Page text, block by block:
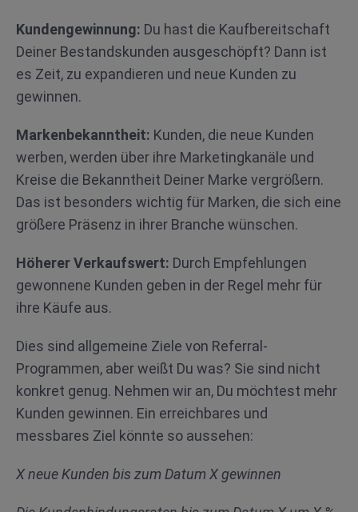
Kundengewinnung: Du hast die Kaufbereitschaft
Deiner Bestandskunden ausgeschöpft? Dann ist
es Zeit, zu expandieren und neue Kunden zu
gewinnen.
Markenbekanntheit: Kunden, die neue Kunden
werben, werden über ihre Marketingkanäle und
Kreise die Bekanntheit Deiner Marke vergrößern.
Das ist besonders wichtig für Marken, die sich eine
größere Präsenz in ihrer Branche wünschen.
Höherer Verkaufswert: Durch Empfehlungen
gewonnene Kunden geben in der Regel mehr für
ihre Käufe aus.
Dies sind allgemeine Ziele von Referral-
Programmen, aber weißt Du was? Sie sind nicht
konkret genug. Nehmen wir an, Du möchtest mehr
Kunden gewinnen. Ein erreichbares und
messbares Ziel könnte so aussehen:
X neue Kunden bis zum Datum X gewinnen